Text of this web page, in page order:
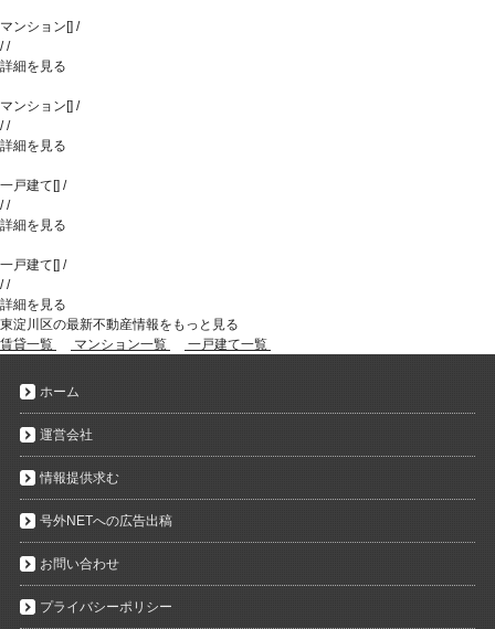
マンション [] /
//
詳細を見る
マンション [] /
//
詳細を見る
一戸建て [] /
//
詳細を見る
一戸建て [] /
//
詳細を見る
東淀川区の最新不動産情報をもっと見る
賃貸一覧
マンション一覧 一戸建て一覧
ホーム
運営会社
情報提供求む
号外NETへの広告出稿
お問い合わせ
プライバシーポリシー